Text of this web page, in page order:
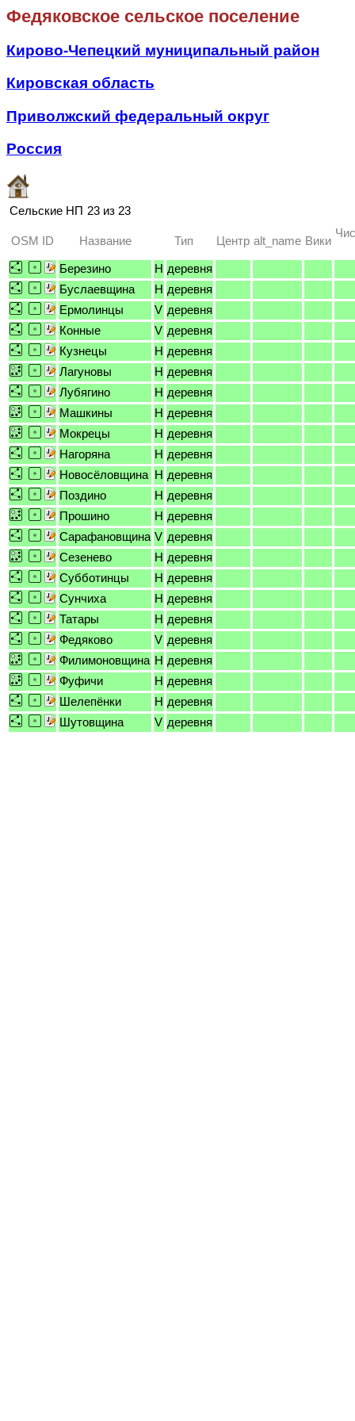
Федяковское сельское поселение
Кирово-Чепецкий муниципальный район
Кировская область
Приволжский федеральный округ
Россия
Сельские НП 23 из 23
OSM ID Название Тип Центр alt_name Вики
Березино H деревня
Буслаевщина
H деревня
Ермолинцы
V деревня
Конные
V деревня
Кузнецы
H деревня
Лагуновы
H деревня
Лубягино
H деревня
Машкины
H деревня
Мокрецы
H деревня
Нагоряна
H деревня
Новосёловщина H деревня
Поздино
H деревня
Прошино
H деревня
Сарафановщина V деревня
Сезенево
H деревня
Субботинцы
H деревня
Сунчиха
H деревня
Татары
H деревня
Федяково
V деревня
Филимоновщина H деревня
Фуфичи
H деревня
Шелепёнки
H деревня
Шутовщина
V деревня